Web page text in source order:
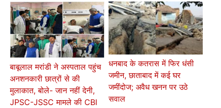
बाबूलाल मरांडी ने अस्पताल पहुंच
अनशनकारी छात्रों से की
मुलाकात, बोले- जान नहीं देनी,
JPSC-JSSC मामले की CBI
धनबाद के कतरास में फिर धंसी
जमीन, छाताबाद में कई घर
जमींदोज; अवैध खनन पर उठे
सवाल